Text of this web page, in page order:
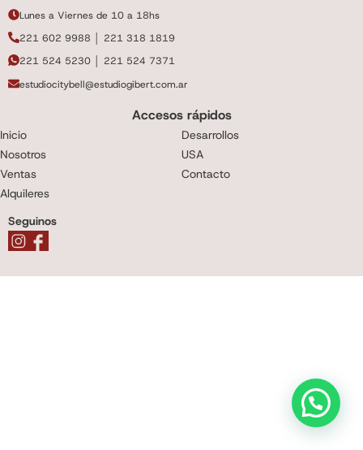
Lunes a Viernes de 10 a 18hs
221 602 9988 │ 221 318 1819
221 524 5230 │ 221 524 7371
estudiocitybell@estudiogibert.com.ar
Accesos rápidos
Inicio
Nosotros
Ventas
Alquileres
Desarrollos
USA
Contacto
Seguinos